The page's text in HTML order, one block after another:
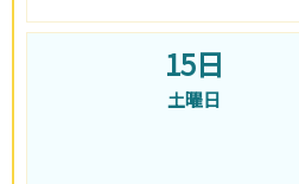
15日
土曜日